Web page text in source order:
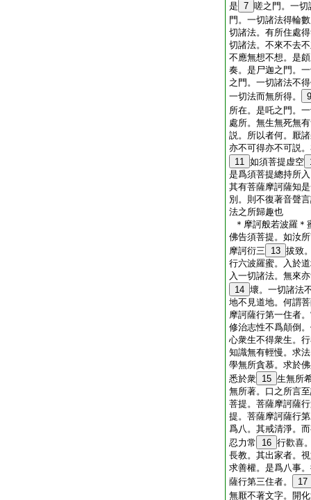
是 7 嗟之門。一切
門。一切諸法得輪
切諸法。有所住處
切諸法。不來不去
不應無想不想。是
奏。是尸迦之門。
之門。一切諸法不
一切法而無所得。
9
所在。是吒之門。
處所。無生無死無
説。所以者何。厭
亦不可得亦不可説
11 如須菩提虚空
是爲須菩提總持所
其有菩薩摩訶薩知
別。則不復著音聲
法之所歸趣也
＊摩訶般若波羅＊
佛告須菩提。如汝
摩訶衍三
13 拔致
行六波羅蜜。入於
入一切諸法。無來
14 壞。一切諸法
地不見道地。何謂
摩訶薩行第一住者
修治志性不爲顛倒
心衆生不得衆生。
知識無有輕慢。求
學無所貪慕。求於
悉於衆 15 生無所
無所著。口之所言
菩提。菩薩摩訶薩
提。菩薩摩訶薩行
爲八。其戒清淨。
忍力常
16 行歡喜
長教。其出家者。
求善權。是爲八事
薩行第三住者。
17
無厭不著文字。開